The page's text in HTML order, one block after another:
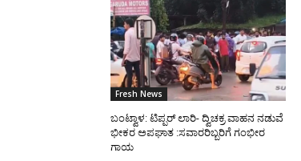
Fresh News
ಬಂಟ್ವಾಳ: ಟಿಪ್ಪರ್ ಲಾರಿ- ದ್ವಿಚಕ್ರ ವಾಹನ ನಡುವೆ
ಭೀಕರ ಅಪಘಾತ :ಸವಾರರಿಬ್ಬರಿಗೆ ಗಂಭೀರ
ಗಾಯ